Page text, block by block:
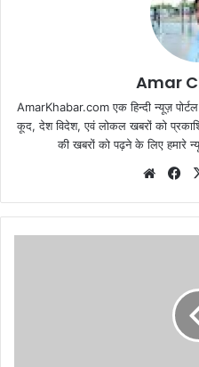
Amar
AmarKhabar.com एक हिन्दी न्यूज़
कूद, देश विदेश, एवं लोकल खबरों को
की खबरों को पढ़ने के लिए हमारे